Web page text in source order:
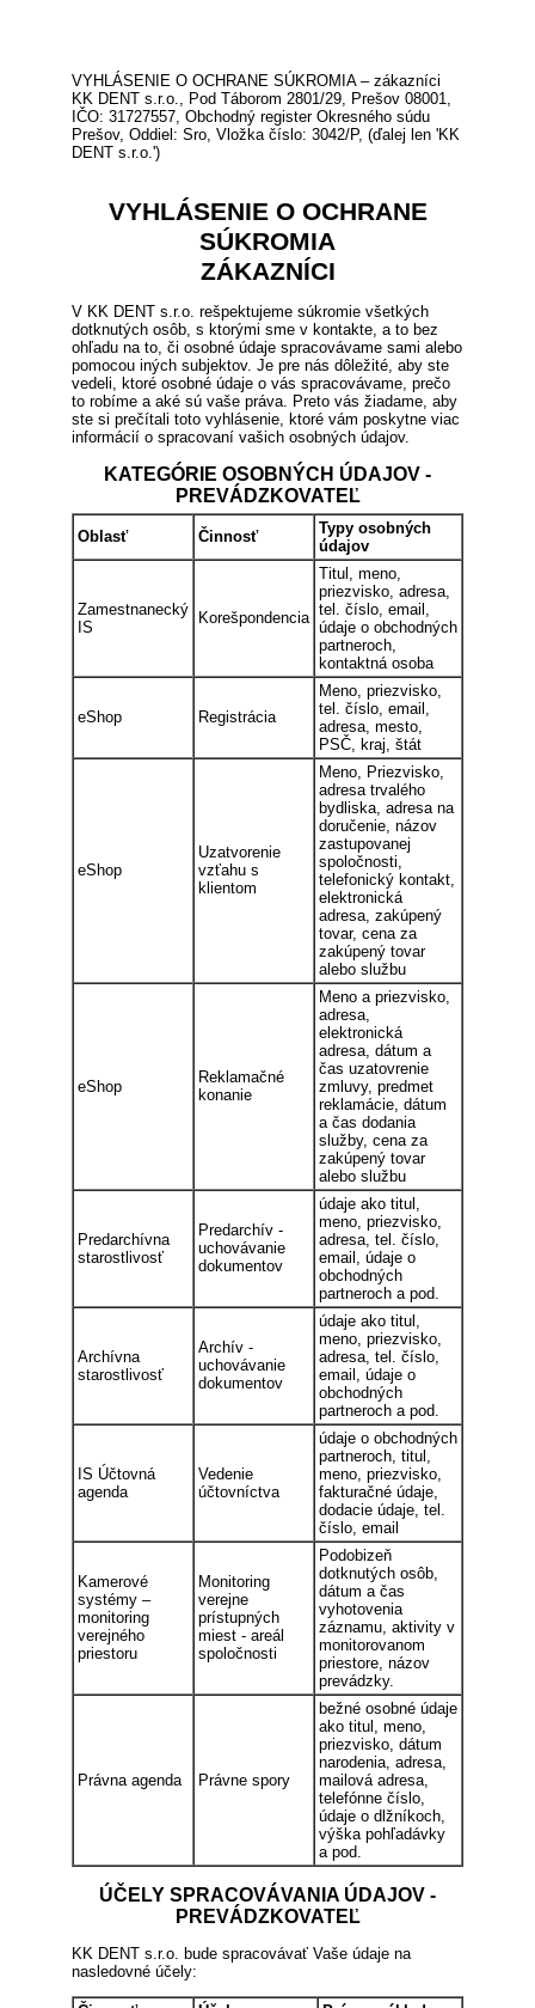
VYHLÁSENIE O OCHRANE SÚKROMIA – zákazníci
KK DENT s.r.o., Pod Táborom 2801/29, Prešov 08001,
IČO: 31727557, Obchodný register Okresného súdu
Prešov, Oddiel: Sro, Vložka číslo: 3042/P, (ďalej len 'KK
DENT s.r.o.')
VYHLÁSENIE O OCHRANE
SÚKROMIA
ZÁKAZNÍCI
V KK DENT s.r.o. rešpektujeme súkromie všetkých
dotknutých osôb, s ktorými sme v kontakte, a to bez
ohľadu na to, či osobné údaje spracovávame sami alebo
pomocou iných subjektov. Je pre nás dôležité, aby ste
vedeli, ktoré osobné údaje o vás spracovávame, prečo
to robíme a aké sú vaše práva. Preto vás žiadame, aby
ste si prečítali toto vyhlásenie, ktoré vám poskytne viac
informácií o spracovaní vašich osobných údajov.
KATEGÓRIE OSOBNÝCH ÚDAJOV -
PREVÁDZKOVATEĽ
Oblasť Činnosť
Typy osobných
údajov
Zamestnanecký
IS
Korešpondencia
Titul, meno,
priezvisko, adresa,
tel. číslo, email,
údaje o obchodných
partneroch,
kontaktná osoba
eShop Registrácia
Meno, priezvisko,
tel. číslo, email,
adresa, mesto,
PSČ, kraj, štát
eShop
Uzatvorenie
vzťahu s
klientom
Meno, Priezvisko,
adresa trvalého
bydliska, adresa na
doručenie, názov
zastupovanej
spoločnosti,
telefonický kontakt,
elektronická
adresa, zakúpený
tovar, cena za
zakúpený tovar
alebo službu
eShop
Reklamačné
konanie
Meno a priezvisko,
adresa,
elektronická
adresa, dátum a
čas uzatovrenie
zmluvy, predmet
reklamácie, dátum
a čas dodania
služby, cena za
zakúpený tovar
alebo službu
Predarchívna
starostlivosť
Predarchív -
uchovávanie
dokumentov
údaje ako titul,
meno, priezvisko,
adresa, tel. číslo,
email, údaje o
obchodných
partneroch a pod.
Archívna
starostlivosť
Archív -
uchovávanie
dokumentov
údaje ako titul,
meno, priezvisko,
adresa, tel. číslo,
email, údaje o
obchodných
partneroch a pod.
IS Účtovná
agenda
Vedenie
účtovníctva
údaje o obchodných
partneroch, titul,
meno, priezvisko,
fakturačné údaje,
dodacie údaje, tel.
číslo, email
Kamerové
systémy –
monitoring
verejného
priestoru
Monitoring
verejne
prístupných
miest - areál
spoločnosti
Podobizeň
dotknutých osôb,
dátum a čas
vyhotovenia
záznamu, aktivity v
monitorovanom
priestore, názov
prevádzky.
Právna agenda Právne spory
bežné osobné údaje
ako titul, meno,
priezvisko, dátum
narodenia, adresa,
mailová adresa,
telefónne číslo,
údaje o dlžníkoch,
výška pohľadávky
a pod.
ÚČELY SPRACOVÁVANIA ÚDAJOV -
PREVÁDZKOVATEĽ
KK DENT s.r.o. bude spracovávať Vaše údaje na
nasledovné účely: